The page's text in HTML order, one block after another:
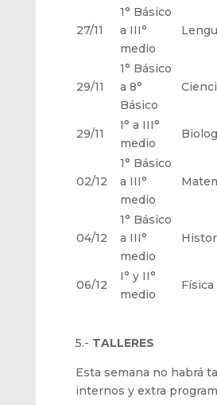
27/11
1° Básico
a III°
medio
29/11
1° Básico
a 8°
Básico
29/11
I° a III°
medio
02/12
1° Básico
a III°
medio
04/12
1° Básico
a III°
medio
06/12
I° y II°
medio
Física
5.- TALLERES
Esta semana no habrá
internos y extra